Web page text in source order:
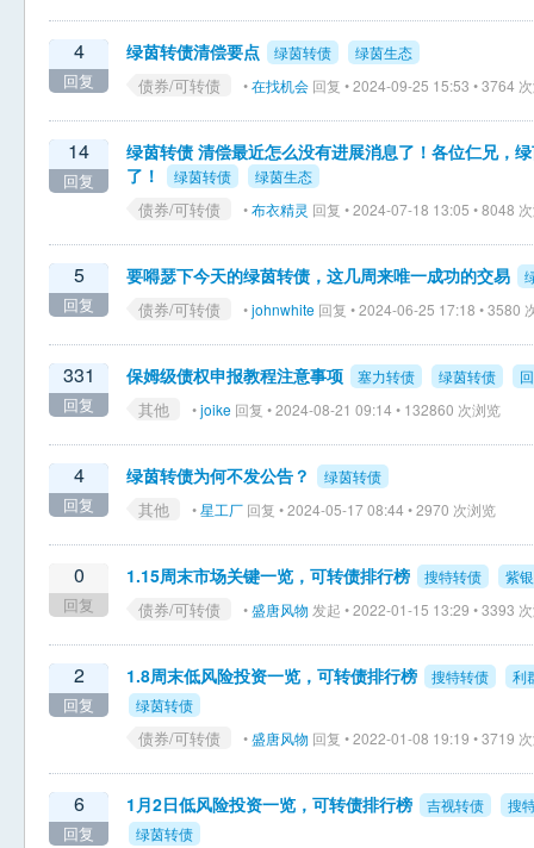
4
回复
绿茵转债清偿要点 绿茵转债 绿茵生态
债券/可转债 •在找机会 回复 • 2024-09-25 15:53 • 3764
14
回复
绿茵转债 清偿最近怎么没有进展消息了！各位仁兄，
了！
绿茵转债 绿茵生态
债券/可转债 •布衣精灵 回复 • 2024-07-18 13:05 • 8048
5
回复
要嘚瑟下今天的绿茵转债，这几周来唯一成功的交易
债券/可转债 •johnwhite 回复 • 2024-06-25 17:18 • 3580
331
回复
保姆级债权申报教程注意事项 塞力转债 绿茵转债
其他 •joike 回复 • 2024-08-21 09:14 • 132860 次浏览
4
回复
绿茵转债为何不发公告？ 绿茵转债
其他 •星工厂 回复 • 2024-05-17 08:44 • 2970 次浏览
0
回复
1.15周末市场关键一览，可转债排行榜 搜特转债 紫
债券/可转债 •盛唐风物 发起 • 2022-01-15 13:29 • 3393
2
回复
1.8周末低风险投资一览，可转债排行榜 搜特转债
利
绿茵转债
债券/可转债 •盛唐风物 回复 • 2022-01-08 19:19 • 3719
6
回复
1月2日低风险投资一览，可转债排行榜 吉视转债
搜
绿茵转债